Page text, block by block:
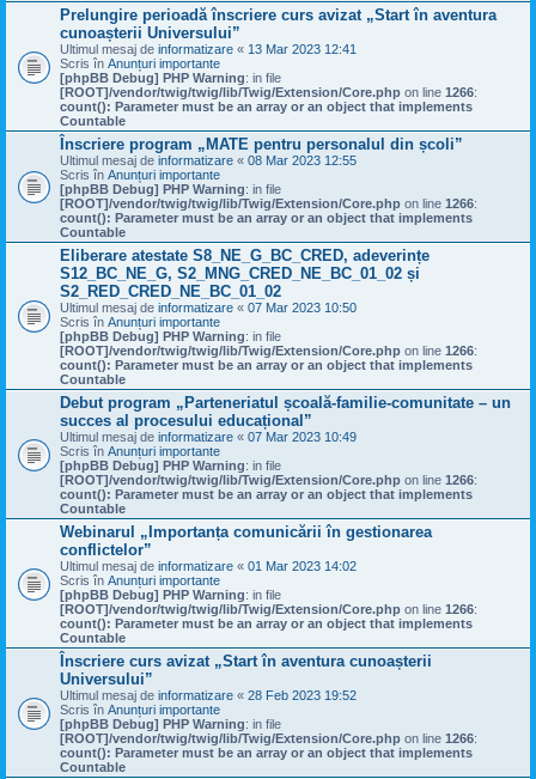
Prelungire perioadă înscriere curs avizat „Start în aventura
cunoașterii Universului”
Ultimul mesaj de informatizare « 13 Mar 2023 12:41
Scris în Anunțuri importante
[phpBB Debug] PHP Warning: in file
[ROOT]/vendor/twig/twig/lib/Twig/Extension/Core.php on line 1266:
count(): Parameter must be an array or an object that implements
Countable
Înscriere program „MATE pentru personalul din școli”
Ultimul mesaj de informatizare « 08 Mar 2023 12:55
Scris în Anunțuri importante
[phpBB Debug] PHP Warning: in file
[ROOT]/vendor/twig/twig/lib/Twig/Extension/Core.php on line 1266:
count(): Parameter must be an array or an object that implements
Countable
Eliberare atestate S8_NE_G_BC_CRED, adeverințe
S12_BC_NE_G, S2_MNG_CRED_NE_BC_01_02 și
S2_RED_CRED_NE_BC_01_02
Ultimul mesaj de informatizare « 07 Mar 2023 10:50
Scris în Anunțuri importante
[phpBB Debug] PHP Warning: in file
[ROOT]/vendor/twig/twig/lib/Twig/Extension/Core.php on line 1266:
count(): Parameter must be an array or an object that implements
Countable
Debut program „Parteneriatul școală-familie-comunitate – un
succes al procesului educațional”
Ultimul mesaj de informatizare « 07 Mar 2023 10:49
Scris în Anunțuri importante
[phpBB Debug] PHP Warning: in file
[ROOT]/vendor/twig/twig/lib/Twig/Extension/Core.php on line 1266:
count(): Parameter must be an array or an object that implements
Countable
Webinarul „Importanța comunicării în gestionarea
conflictelor”
Ultimul mesaj de informatizare « 01 Mar 2023 14:02
Scris în Anunțuri importante
[phpBB Debug] PHP Warning: in file
[ROOT]/vendor/twig/twig/lib/Twig/Extension/Core.php on line 1266:
count(): Parameter must be an array or an object that implements
Countable
Înscriere curs avizat „Start în aventura cunoașterii
Universului”
Ultimul mesaj de informatizare « 28 Feb 2023 19:52
Scris în Anunțuri importante
[phpBB Debug] PHP Warning: in file
[ROOT]/vendor/twig/twig/lib/Twig/Extension/Core.php on line 1266:
count(): Parameter must be an array or an object that implements
Countable